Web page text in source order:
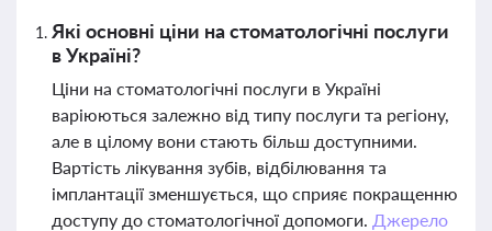
Які основні ціни на стоматологічні послуги
в Україні?
Ціни на стоматологічні послуги в Україні
варіюються залежно від типу послуги та регіону,
але в цілому вони стають більш доступними.
Вартість лікування зубів, відбілювання та
імплантації зменшується, що сприяє покращенню
доступу до стоматологічної допомоги. Джерело